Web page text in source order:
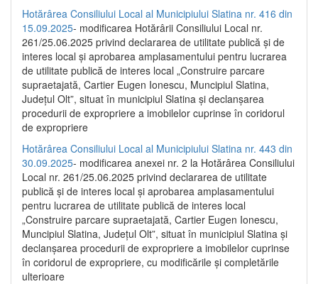
Hotărârea Consiliului Local al Municipiului Slatina nr. 416 din
15.09.2025- modificarea Hotărârii Consiliului Local nr.
261/25.06.2025 privind declararea de utilitate publică și de
interes local și aprobarea amplasamentului pentru lucrarea
de utilitate publică de interes local „Construire parcare
supraetajată, Cartier Eugen Ionescu, Muncipiul Slatina,
Județul Olt”, situat în municipiul Slatina și declanșarea
procedurii de expropriere a imobilelor cuprinse în coridorul
de expropriere
Hotărârea Consiliului Local al Municipiului Slatina nr. 443 din
30.09.2025- modificarea anexei nr. 2 la Hotărârea Consiliului
Local nr. 261/25.06.2025 privind declararea de utilitate
publică şi de interes local şi aprobarea amplasamentului
pentru lucrarea de utilitate publică de interes local
„Construire parcare supraetajată, Cartier Eugen Ionescu,
Muncipiul Slatina, Judeţul Olt”, situat în municipiul Slatina şi
declanşarea procedurii de expropriere a imobilelor cuprinse
în coridorul de expropriere, cu modificările şi completările
ulterioare